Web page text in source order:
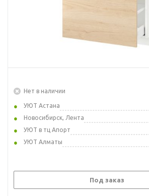
Нет в наличии
УЮТ Астана
Новосибирск, Лента
УЮТ в тц Апорт
УЮТ Алматы
Под заказ